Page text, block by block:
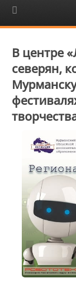
6+
В центре
северян,